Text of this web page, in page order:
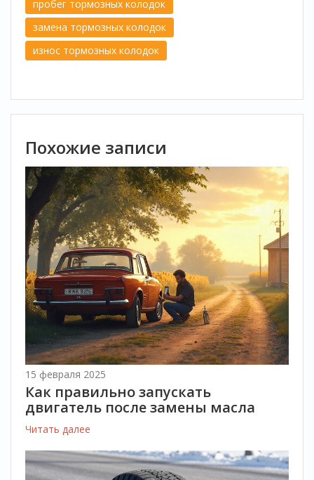
пробег тормозных колодок
замена тормозных колодок
износ тормозных колодок
Похожие записи
15 февраля 2025
Как правильно запускать
двигатель после замены масла
Читать далее